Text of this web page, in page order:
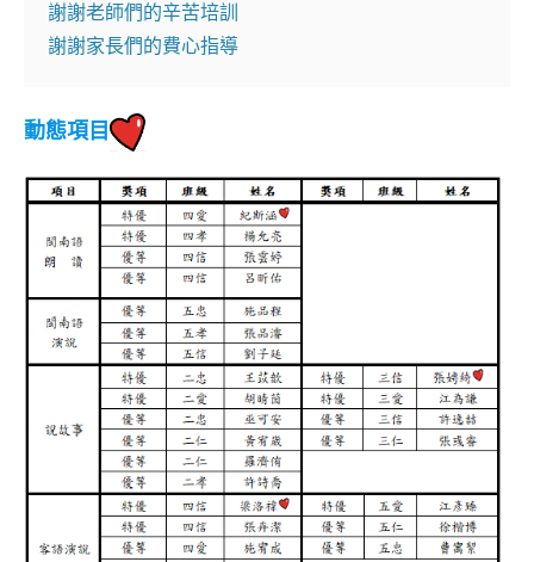
謝謝老師們的辛苦培訓
謝謝家長們的費心指導
動態項目